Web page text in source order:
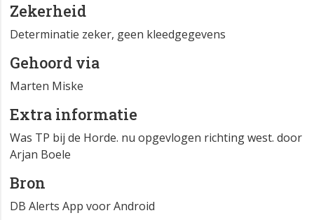
Zekerheid
Determinatie zeker, geen kleedgegevens
Gehoord via
Marten Miske
Extra informatie
Was TP bij de Horde. nu opgevlogen richting west. door
Arjan Boele
Bron
DB Alerts App voor Android